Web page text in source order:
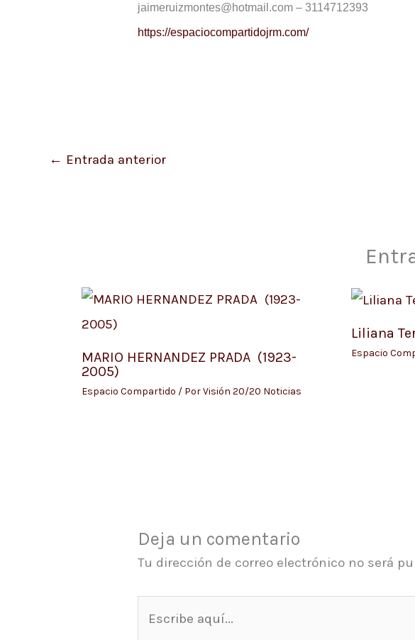
jaimeruizmontes@hotmail.com – 3114712393
https://espaciocompartidojrm.com/
← Entrada anterior
MARIO HERNANDEZ PRADA (1923-
2005)
Espacio Compartido / PorVisión 20/20 Noticias
Liliana
Espacio
Deja un comentario
Tu dirección de correo electrónico no será